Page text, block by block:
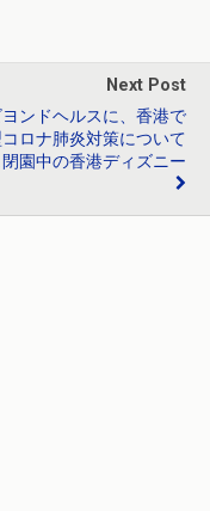
Next Post
ヨンドヘルスに、香港で
ロナ肺炎対策について
園中の香港ディズニー